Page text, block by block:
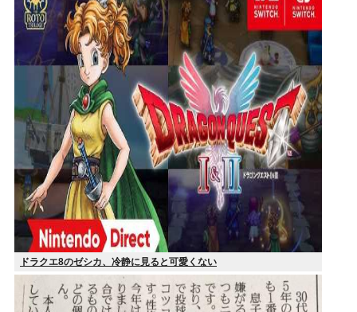
ドラクエ8のゼシカ、冷静に見ると可愛くない